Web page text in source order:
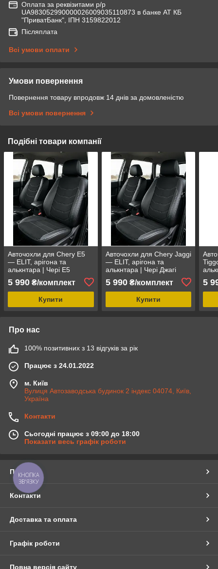
Оплата за реквізитами р/р
UA983052990000026009035110873 в банке АТ КБ
"ПриватБанк", ІПН 3159822012
Післяплата
Всі умови оплати
Умови повернення
Повернення товару впродовж 14 днів за домовленістю
Всі умови повернення
Подібні товари компанії
Авточохли для Chery E5
— ELIT, арігона та
алькнтара | Чері Е5
5 990 ₴/комплект
Купити
Авточохли для Chery Jaggi
— ELIT, арігона та
алькнтара | Чері Джагі
5 990₴/комплект
Купити
5
Про нас
100% позитивних з 13 відгуків за рік
Працює з 24.01.2022
м. Київ
Вулиця Автозаводська будинок 2 індекс 04074, Київ,
Україна
Контакти
Сьогодні працює з 09:00 до 18:00
Показати весь графік роботи
Про нас
Контакти
Доставка та оплата
Графік роботи
Повна версія сайту
КНОПКА
ЗВ'ЯЗКУ